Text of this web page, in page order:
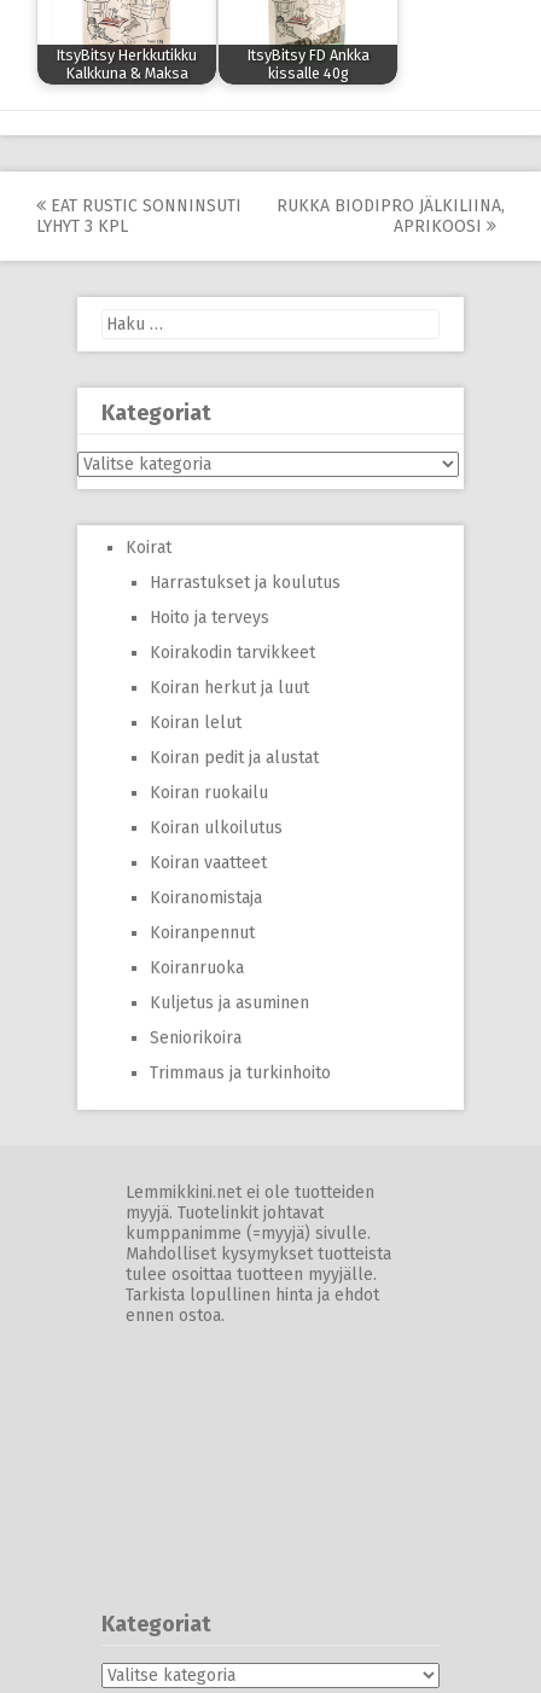
ItsyBitsy Herkkutikku
Kalkkuna & Maksa
ItsyBitsy FD Ankka
kissalle 40g
Post
EAT RUSTIC SONNINSUTI
LYHYT 3 KPL
RUKKA BIODIPRO JÄLKILIINA,
APRIKOOSI
Haku:
Kategoriat
Kategoriat
Koirat
Harrastukset ja koulutus
Hoito ja terveys
Koirakodin tarvikkeet
Koiran herkut ja luut
Koiran lelut
Koiran pedit ja alustat
Koiran ruokailu
Koiran ulkoilutus
Koiran vaatteet
Koiranomistaja
Koiranpennut
Koiranruoka
Kuljetus ja asuminen
Seniorikoira
Trimmaus ja turkinhoito
Lemmikkini.net ei ole tuotteiden
myyjä. Tuotelinkit johtavat
kumppanimme (=myyjä) sivulle.
Mahdolliset kysymykset tuotteista
tulee osoittaa tuotteen myyjälle.
Tarkista lopullinen hinta ja ehdot
ennen ostoa.
Kategoriat
Kategoriat